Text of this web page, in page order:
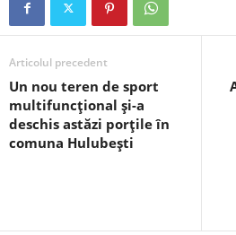
Articolul precedent
Un nou teren de sport
multifuncțional și-a
deschis astăzi porțile în
comuna Hulubești